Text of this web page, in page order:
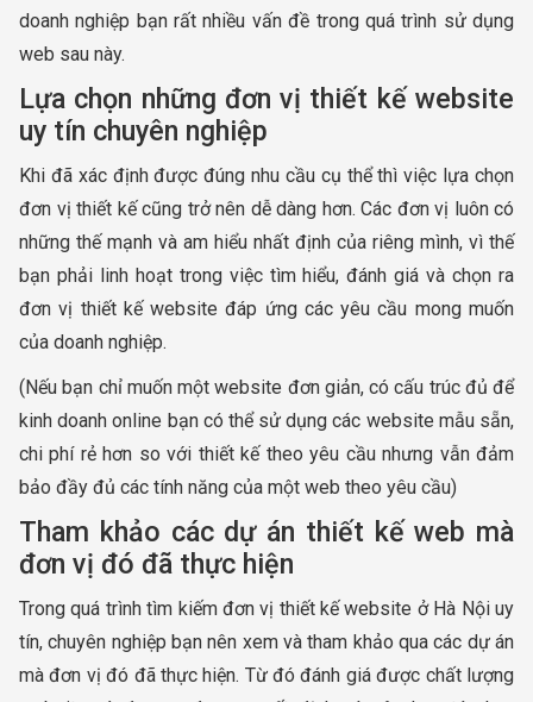
doanh nghiệp bạn rất nhiều vấn đề trong quá trình sử dụng
web sau này.
Lựa chọn những đơn vị thiết kế website
uy tín chuyên nghiệp
Khi đã xác định được đúng nhu cầu cụ thể thì việc lựa chọn
đơn vị thiết kế cũng trở nên dễ dàng hơn. Các đơn vị luôn có
những thế mạnh và am hiểu nhất định của riêng mình, vì thế
bạn phải linh hoạt trong việc tìm hiểu, đánh giá và chọn ra
đơn vị thiết kế website đáp ứng các yêu cầu mong muốn
của doanh nghiệp.
(Nếu bạn chỉ muốn một website đơn giản, có cấu trúc đủ để
kinh doanh online bạn có thể sử dụng các website mẫu sẵn,
chi phí rẻ hơn so với thiết kế theo yêu cầu nhưng vẫn đảm
bảo đầy đủ các tính năng của một web theo yêu cầu)
Tham khảo các dự án thiết kế web mà
đơn vị đó đã thực hiện
Trong quá trình tìm kiếm đơn vị thiết kế website ở Hà Nội uy
tín, chuyên nghiệp bạn nên xem và tham khảo qua các dự án
mà đơn vị đó đã thực hiện. Từ đó đánh giá được chất lượng